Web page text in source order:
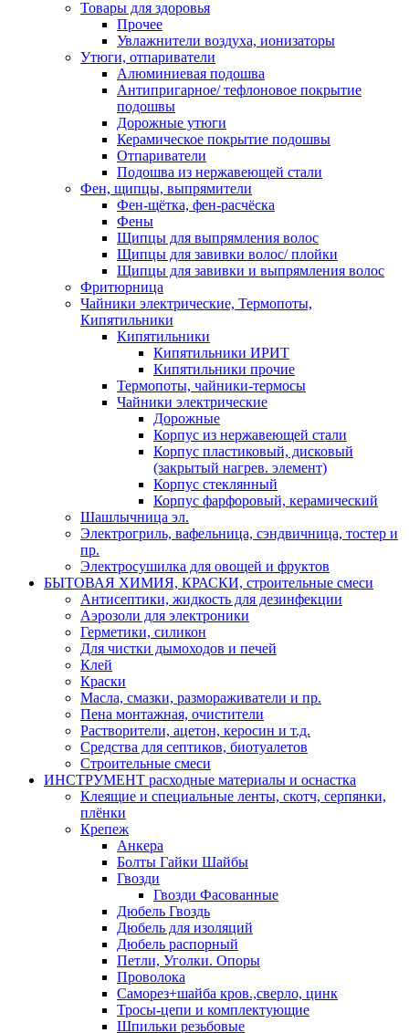
Товары для здоровья
Прочее
Увлажнители воздуха, ионизаторы
Утюги, отпариватели
Алюминиевая подошва
Антипригарное/ тефлоновое покрытие
подошвы
Дорожные утюги
Керамическое покрытие подошвы
Отпариватели
Подошва из нержавеющей стали
Фен, щипцы, выпрямители
Фен-щётка, фен-расчёска
Фены
Щипцы для выпрямления волос
Щипцы для завивки волос/ плойки
Щипцы для завивки и выпрямления волос
Фритюрница
Чайники электрические, Термопоты,
Кипятильники
Кипятильники
Кипятильники ИРИТ
Кипятильники прочие
Термопоты, чайники-термосы
Чайники электрические
Дорожные
Корпус из нержавеющей стали
Корпус пластиковый, дисковый
(закрытый нагрев. элемент)
Корпус стеклянный
Корпус фарфоровый, керамический
Шашлычница эл.
Электрогриль, вафельница, сэндвичница, тостер и
пр.
Электросушилка для овощей и фруктов
БЫТОВАЯ ХИМИЯ, КРАСКИ, строительные смеси
Антисептики, жидкость для дезинфекции
Аэрозоли для электроники
Герметики, силикон
Для чистки дымоходов и печей
Клей
Краски
Масла, смазки, размораживатели и пр.
Пена монтажная, очистители
Растворители, ацетон, керосин и т.д.
Средства для септиков, биотуалетов
Строительные смеси
ИНСТРУМЕНТ расходные материалы и оснастка
Клеящие и специальные ленты, скотч, серпянки,
плёнки
Крепеж
Анкера
Болты Гайки Шайбы
Гвозди
Гвозди Фасованные
Дюбель Гвоздь
Дюбель для изоляций
Дюбель распорный
Петли, Уголки. Опоры
Проволока
Саморез+шайба кров.,сверло, цинк
Тросы-цепи и комплектующие
Шпильки резьбовые